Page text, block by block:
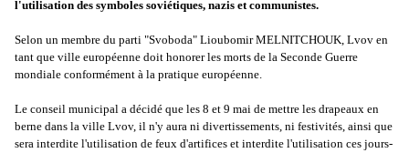
l'utilisation des symboles soviétiques, nazis et communistes.
Selon un membre du parti "Svoboda" Lioubomir MELNITCHOUK, Lvov en
tant que ville européenne doit honorer les morts de la Seconde Guerre
mondiale conformément à la pratique européenne.
Le conseil municipal a décidé que les 8 et 9 mai de mettre les drapeaux en
berne dans la ville Lvov, il n'y aura ni divertissements, ni festivités, ainsi que
sera interdite l'utilisation de feux d'artifices et interdite l'utilisation ces jours-